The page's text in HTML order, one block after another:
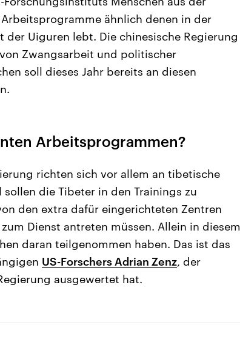
ähnlich denen in der
Uiguren lebt. Die chinesische Regierung
Zwangsarbeit und politischer
soll dieses Jahr bereits an diesen
Arbeitsprogrammen?
richten sich vor allem an tibetische
die Tibeter in den Trainings zu
den extra dafür eingerichteten Zentren
Dienst antreten müssen. Allein in diesem
daran teilgenommen haben. Das ist das
US-Forschers Adrian Zenz, der
ausgewertet hat.